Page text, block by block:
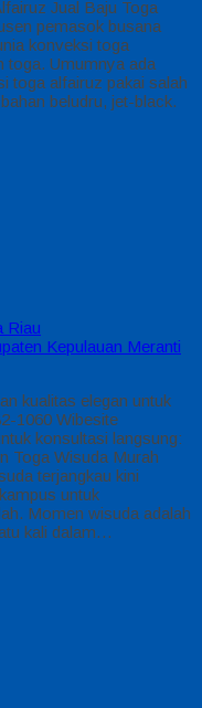
Jual Baju Toga
pemasok busana
konveksi toga
toga. Umumnya ada
toga alfairuz pakai salah
beludru, jet-black.
Riau
Kepulauan Meranti
kualitas elegan untuk
1060 Wibesite
konsultasi langsung:
Toga Wisuda Murah
terjangkau kini
untuk
Momen wisuda adalah
kali dalam…